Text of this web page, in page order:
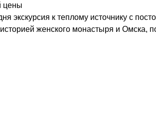
цены
экскурсия к теплому источнику с
историей женского монастыря и